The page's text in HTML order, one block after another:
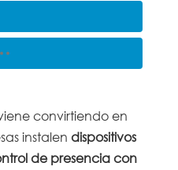
convirtiendo en
instalen dispositivos
de presencia con